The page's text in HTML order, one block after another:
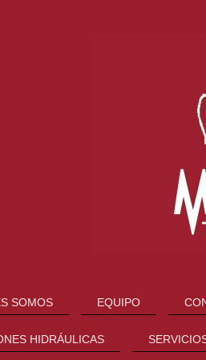
SOMOS EQUIPO
HIDRÁULICAS